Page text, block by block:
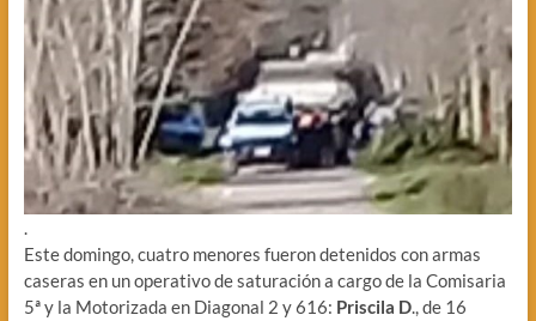
.
Este domingo, cuatro menores fueron detenidos con armas
caseras en un operativo de saturación a cargo de la Comisaria
5ª y la Motorizada en Diagonal 2 y 616: Priscila D., de 16